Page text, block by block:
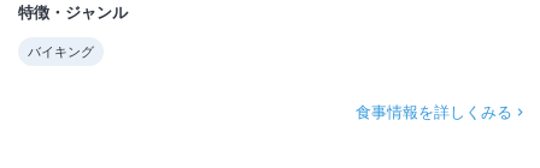
特徴・ジャンル
バイキング
食事情報を詳しくみる